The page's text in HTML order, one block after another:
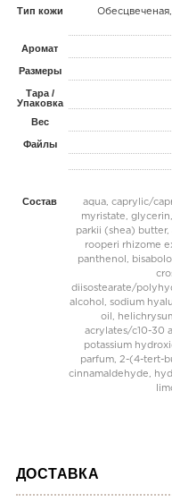
Тип кожи
Аромат
Размеры
Тара /
Упаковка
Вес
Файлы
Состав
aqua, caprylic/
myristate,
parkii (shea)
rooperi rhizome
panthenol,
diisostearate/
alcohol, sodium
oil,
acrylates/c10-30
potassium
parfum, 2-(4-tert-
cinnamaldehyde,
ДОСТАВКА